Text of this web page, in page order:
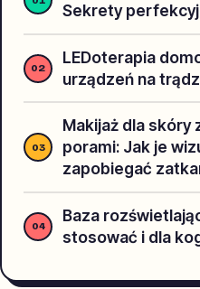
Sekrety
LEDoterapia
urządzeń na
Makijaż dla skóry
porami: Jak je
zapobiegać
Baza
stosować i dla